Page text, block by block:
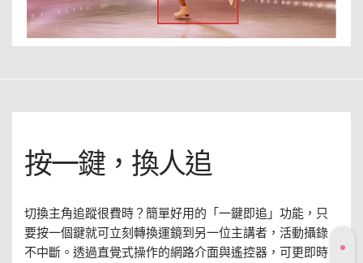
按一鍵，換人追
切換主角追蹤很費時？簡單好用的「一鍵即追」功能，只
要按一個鍵就可立刻轉換運鏡到另一位主講者，活動攝錄
不中斷。透過直覺式操作的網路介面與遙控器，可更即時